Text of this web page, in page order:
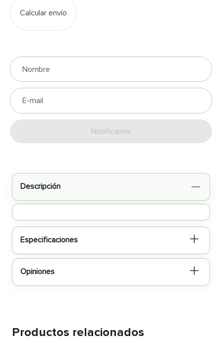
Calcular envío
Enviar
Descripción
Especificaciones
Opiniones
Productos relacionados